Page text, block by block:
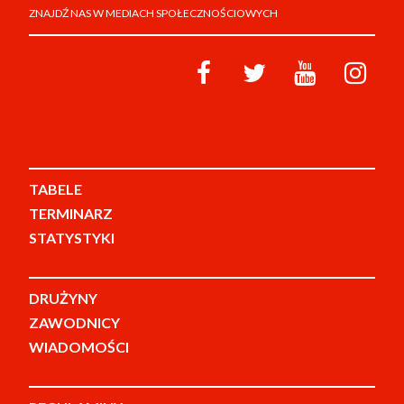
ZNAJDŹ NAS W MEDIACH SPOŁECZNOŚCIOWYCH
TABELE
TERMINARZ
STATYSTYKI
DRUŻYNY
ZAWODNICY
WIADOMOŚCI